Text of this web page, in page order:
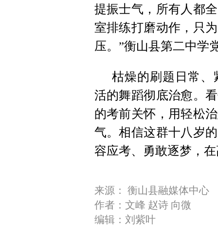
提振士气，所有人都
室排练打磨动作，只
压。”衡山县第二中学
枯燥的刷题日常、
活的舞蹈彻底治愈。
的考前关怀，用轻松
气。相信这群十八岁
容应考、勇敢逐梦，
来源： 衡山县融媒体中心
作者：文峰 赵诗 向微
编辑：刘紫叶